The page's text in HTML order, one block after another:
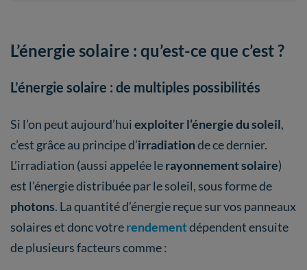
L’énergie solaire : qu’est-ce que c’est ?
L’énergie solaire : de multiples possibilités
Si l’on peut aujourd’huiexploiter l’énergie du soleil,
c’est grâce au principe d’irradiationde ce dernier.
L’irradiation (aussi appelée lerayonnement solaire)
est l’énergie distribuée par le soleil, sous forme de
photons. La quantité d’énergie reçue sur vos panneaux
solaires et donc votrerendementdépendent ensuite
de plusieurs facteurs comme :